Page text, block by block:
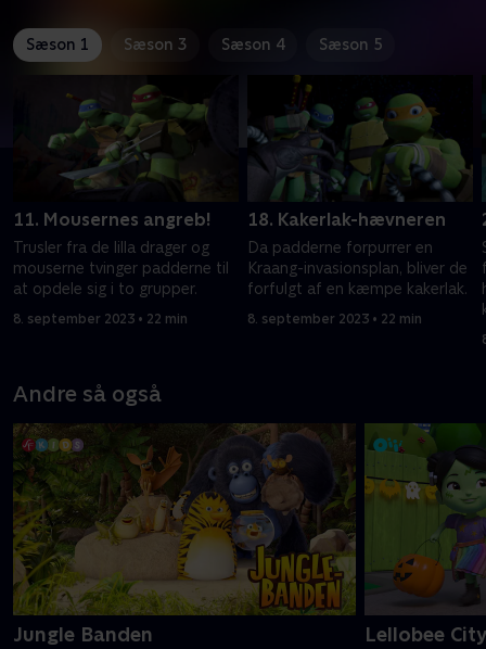
Sæson 1 Sæson 3 Sæson 4 Sæson 5
11. Mousernes angreb!
Trusler fra de lilla drager og
mouserne tvinger padderne til
at opdele sig i to grupper.
8. september 2023 • 22 min
18. Kakerlak-hævneren
Da padderne forpurrer en
Kraang-invasionsplan, bliver de
forfulgt af en kæmpe kakerlak.
8. september 2023 • 22 min
Andre så også
Jungle Banden Lellobee